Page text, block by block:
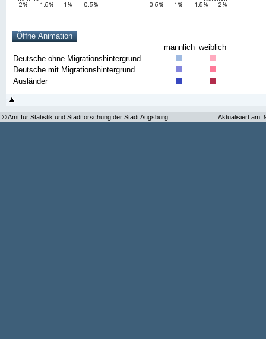
männlich weiblich
Deutsche ohne Migrationshintergrund
Deutsche mit Migrationshintergrund
Ausländer
© Amt für Statistik und Stadtforschung der Stadt Augsburg Aktualisiert am: